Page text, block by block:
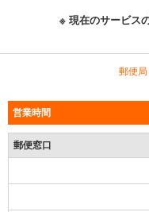
※ 現在のサービス
郵便局
営業時間
郵便窓口